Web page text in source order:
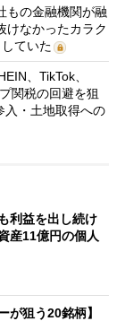
もの金融機関が融
けなかったカラク
ていた
、TikTok、
関税の回避を狙
・土地取得への
利益を出し続け
産11億円の個人
が狙う20銘柄】